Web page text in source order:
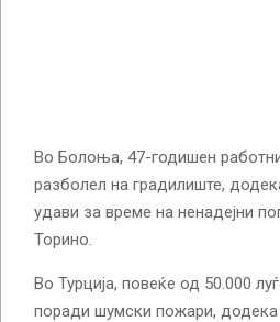
Во Болоња, 47-годишен
разболел на градилиште,
удави за време на ненадејни
Торино.
Во Турција, повеќе од 50.000
поради шумски пожари, додека